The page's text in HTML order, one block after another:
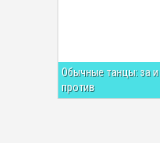
Обычные танцы: за и
против